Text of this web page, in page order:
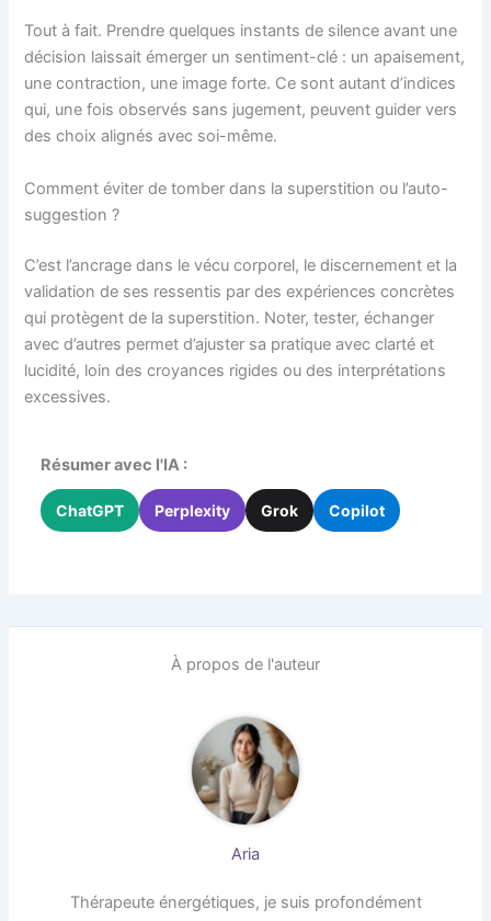
Tout à fait. Prendre quelques instants de silence avant une
décision laissait émerger un sentiment-clé : un apaisement,
une contraction, une image forte. Ce sont autant d’indices
qui, une fois observés sans jugement, peuvent guider vers
des choix alignés avec soi-même.
Comment éviter de tomber dans la superstition ou l’auto-
suggestion ?
C’est l’ancrage dans le vécu corporel, le discernement et la
validation de ses ressentis par des expériences concrètes
qui protègent de la superstition. Noter, tester, échanger
avec d’autres permet d’ajuster sa pratique avec clarté et
lucidité, loin des croyances rigides ou des interprétations
excessives.
Résumer avec l'IA :
ChatGPT Perplexity Grok Copilot
À propos de l'auteur
Aria
Thérapeute énergétiques, je suis profondément